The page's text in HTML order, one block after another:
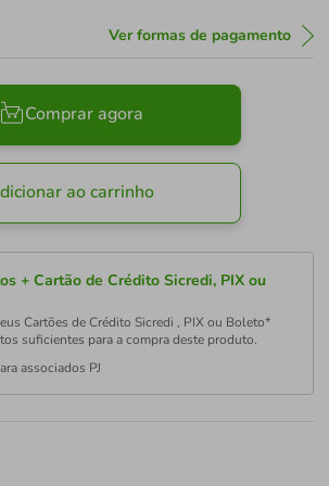
Ver formas de pagamento
Comprar agora
ao carrinho
+ Cartão de Crédito Sicredi, PIX ou
Cartões de Crédito Sicredi , PIX ou Boleto*
suficientes para a compra deste produto.
associados PJ